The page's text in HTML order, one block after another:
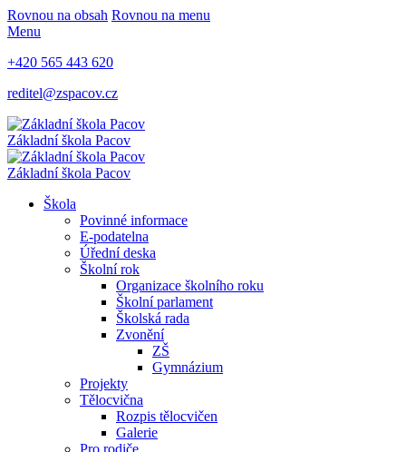
Rovnou na obsah Rovnou na menu
Menu
+420 565 443 620
reditel@zspacov.cz
Základní škola Pacov
Základní škola Pacov
Škola
Povinné informace
E-podatelna
Úřední deska
Školní rok
Organizace školního roku
Školní parlament
Školská rada
Zvonění
ZŠ
Gymnázium
Projekty
Tělocvična
Rozpis tělocvičen
Galerie
Pro rodiče